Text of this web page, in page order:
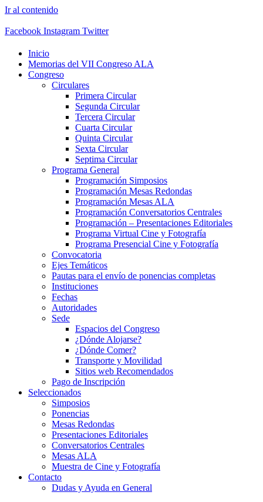
Ir al contenido
Facebook Instagram Twitter
Inicio
Memorias del VII Congreso ALA
Congreso
Circulares
Primera Circular
Segunda Circular
Tercera Circular
Cuarta Circular
Quinta Circular
Sexta Circular
Septima Circular
Programa General
Programación Simposios
Programación Mesas Redondas
Programación Mesas ALA
Programación Conversatorios Centrales
Programación – Presentaciones Editoriales
Programa Virtual Cine y Fotografía
Programa Presencial Cine y Fotografía
Convocatoria
Ejes Temáticos
Pautas para el envío de ponencias completas
Instituciones
Fechas
Autoridades
Sede
Espacios del Congreso
¿Dónde Alojarse?
¿Dónde Comer?
Transporte y Movilidad
Sitios web Recomendados
Pago de Inscripción
Seleccionados
Simposios
Ponencias
Mesas Redondas
Presentaciones Editoriales
Conversatorios Centrales
Mesas ALA
Muestra de Cine y Fotografía
Contacto
Dudas y Ayuda en General